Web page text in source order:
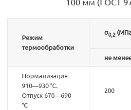
Режим
термообработки
σ0,2
не
Нормализация
910—930 °С.
Отпуск 670—690
°С
200